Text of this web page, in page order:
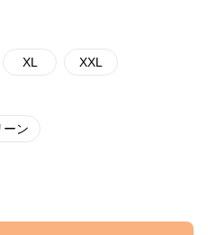
XL XXL
ーン